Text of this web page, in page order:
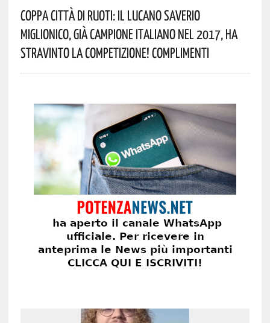
Coppa Città Di Ruoti: Il Lucano Saverio
Miglionico, Già Campione Italiano Nel 2017, Ha
Stravinto La Competizione! Complimenti